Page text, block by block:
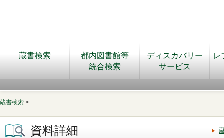
蔵書検索
都内図書館等
統合検索
ディスカバリー
サービス
レ
蔵書検索 >
資料詳細